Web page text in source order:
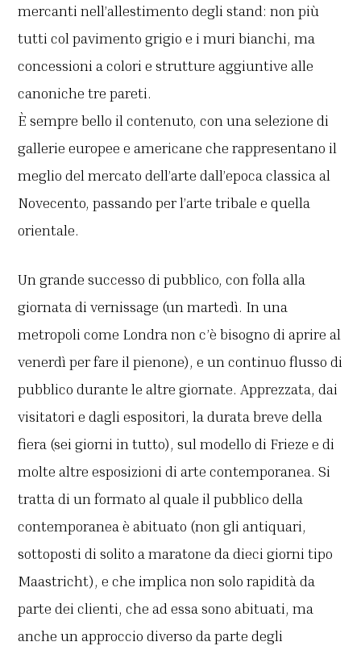
mercanti nell’allestimento degli stand: non più
tutti col pavimento grigio e i muri bianchi, ma
concessioni a colori e strutture aggiuntive alle
canoniche tre pareti.
È sempre bello il contenuto, con una selezione di
gallerie europee e americane che rappresentano il
meglio del mercato dell’arte dall’epoca classica al
Novecento, passando per l’arte tribale e quella
orientale.
Un grande successo di pubblico, con folla alla
giornata di vernissage (un martedì. In una
metropoli come Londra non c’è bisogno di aprire al
venerdì per fare il pienone), e un continuo flusso di
pubblico durante le altre giornate. Apprezzata, dai
visitatori e dagli espositori, la durata breve della
fiera (sei giorni in tutto), sul modello di Frieze e di
molte altre esposizioni di arte contemporanea. Si
tratta di un formato al quale il pubblico della
contemporanea è abituato (non gli antiquari,
sottoposti di solito a maratone da dieci giorni tipo
Maastricht), e che implica non solo rapidità da
parte dei clienti, che ad essa sono abituati, ma
anche un approccio diverso da parte degli